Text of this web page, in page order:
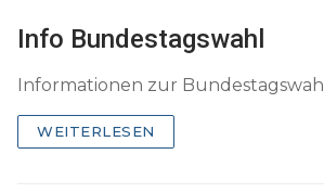
Info Bundestagswahl
Informationen zur Bundestagswahl
WEITERLESEN